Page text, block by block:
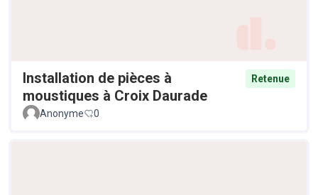
Installation de pièces à
moustiques à Croix Daurade
Retenue
Anonyme 0